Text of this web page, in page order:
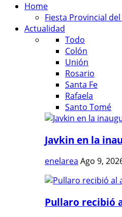
Home
Fiesta Provincial
Actualidad
Todo
Colón
Unión
Rosario
Santa Fe
Rafaela
Santo Tomé
Javkin en la
enelarea Ago 9,
Pullaro recibió